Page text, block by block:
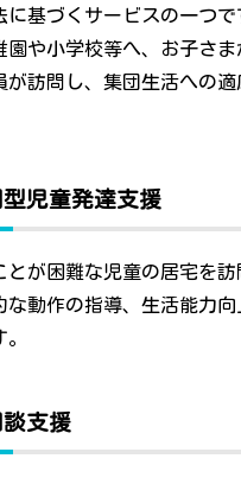
に基づくサービスの一つ
園や小学校等へ、お子さ
が訪問し、集団生活への
児童発達支援
とが困難な児童の居宅を
な動作の指導、生活能力
談支援